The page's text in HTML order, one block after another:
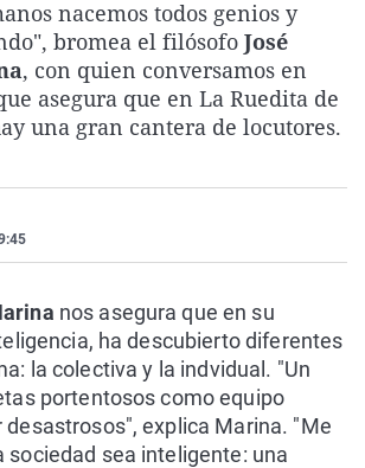
La rosa de los vientos
Gente viajera
Como el perro y el
Caso
Retornados
Equipo de
Extremadura
Galicia
La Rioja
País Vasco
Virales
Televisión
Elecciones
nacemos todos genios y
bromea el filósofo José
, con quien conversamos en
asegura que en La Ruedita de
una gran cantera de locutores.
nos asegura que en su
ha descubierto diferentes
la colectiva y la indvidual. "Un
portentosos como equipo
desastrosos", explica Marina. "Me
sociedad sea inteligente: una